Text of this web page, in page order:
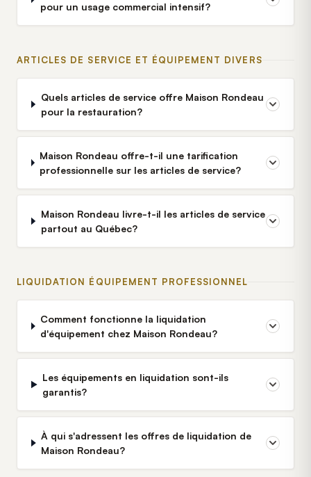
pour un usage commercial intensif?
ARTICLES DE SERVICE ET ÉQUIPEMENT DIVERS
Quels articles de service offre Maison Rondeau
pour la restauration?
Maison Rondeau offre-t-il une tarification
professionnelle sur les articles de service?
Maison Rondeau livre-t-il les articles de service
partout au Québec?
LIQUIDATION ÉQUIPEMENT PROFESSIONNEL
Comment fonctionne la liquidation
d'équipement chez Maison Rondeau?
Les équipements en liquidation sont-ils
garantis?
À qui s'adressent les offres de liquidation de
Maison Rondeau?